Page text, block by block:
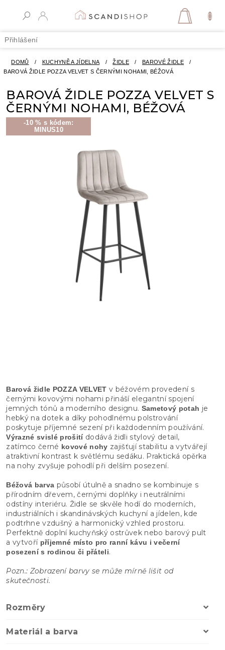
Přihlášení
DOMŮ / KUCHYNĚ A JÍDELNA / ŽIDLE / BAROVÉ ŽIDLE
/
BAROVÁ ŽIDLE POZZA VELVET S ČERNÝMI NOHAMI, BÉŽOVÁ
BAROVÁ ŽIDLE POZZA VELVET S
ČERNÝMI NOHAMI, BÉŽOVÁ
-10 % s kódem:
MINUS10
Barová židle POZZA VELVET v béžovém provedení s
černými kovovými nohami přináší elegantní spojení
jemných tónů a moderního designu. Sametový potah je
hebký na dotek a díky pohodlnému polstrování
poskytuje příjemné sezení při každodenním používání.
Výrazné svislé prošitídodává židli stylový detail,
zatímco černé kovové nohy zajišťují stabilitu a vytvářejí
atraktivní kontrast k světlému sedáku. Praktická opěrka
na nohy zvyšuje pohodlí při delším posezení.
Béžová barva působí útulně a snadno se kombinuje s
přírodním dřevem, černými doplňky i neutrálními
odstíny interiéru. Židle se skvěle hodí do moderních,
industriálních i skandinávských kuchyní a jídelen, kde
podtrhne vzdušný a harmonický vzhled prostoru.
Perfektně doplní kuchyňský ostrůvek nebo barový pult
a vytvoří příjemné místo pro ranní kávu i večerní
posezení s rodinou či přáteli.
Pozn.: Zobrazení barvy se může mírně lišit od
skutečnosti.
Rozměry
Materiál a barva